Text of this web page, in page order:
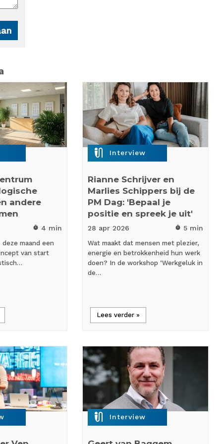
andere
timer 4 min
maand een
van start
mic_external_on Interview
Rianne Schrijver en
Marlies Schippers bij de
PM Dag: 'Bepaal je
positie en spreek je uit'
28 apr 2026 timer 5 min
Wat maakt dat mensen met plezier,
energie en betrokkenheid hun werk
doen? In de workshop ‘Werkgeluk in
de…
Lees verder »
mic_external_on Interview